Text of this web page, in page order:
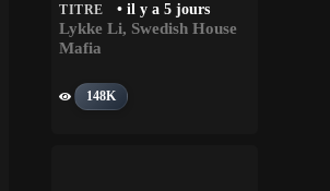
TITRE • il y a 5 jours
Lykke Li, Swedish House
Mafia
148K